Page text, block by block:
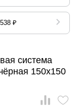
₽
система
150x150